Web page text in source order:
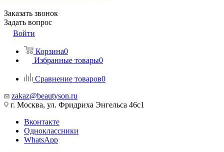
Заказать звонок
Задать вопрос
Войти
Корзина0
Избранные товары0
Сравнение товаров0
zakaz@beautyson.ru
г. Москва, ул. Фридриха Энгельса 46с1
Вконтакте
Одноклассники
WhatsApp